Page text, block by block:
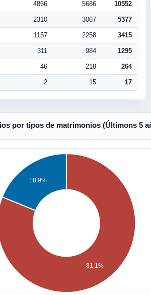
4866 5686 10552
2310 3067 5377
1157 2258 3415
311 984 1295
46 218 264
2 15 17
por tipos de matrimonios (Últimons 5
81.1%
18.9%